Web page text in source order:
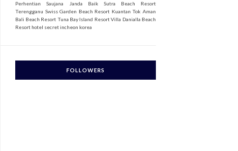
Perhentian
Saujana Janda Baik
Sutra Beach Resort
Terengganu Swiss Garden Beach Resort Kuantan Tok Aman
Bali Beach Resort Tuna Bay Island Resort Villa Danialla Beach
Resort hotel secret incheon korea
FOLLOWERS